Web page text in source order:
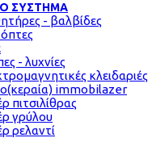
ΣΥΣΤΗΜΑ
- βαλβίδες
- λυχνίες
κλειδαριές
immobilazer
πιτσιλίθρας
γρύλου
ρελαντί